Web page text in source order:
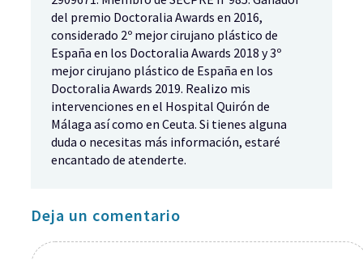
del premio Doctoralia Awards en 2016,
considerado 2º mejor cirujano plástico de
España en los Doctoralia Awards 2018 y 3º
mejor cirujano plástico de España en los
Doctoralia Awards 2019. Realizo mis
intervenciones en el Hospital Quirón de
Málaga así como en Ceuta. Si tienes alguna
duda o necesitas más información, estaré
encantado de atenderte.
Deja un comentario